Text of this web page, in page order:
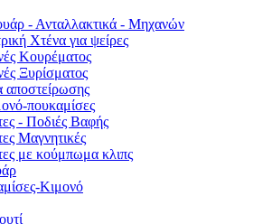
- Ανταλλακτικά - Μηχανών
Χτένα για ψείρες
Κουρέματος
Ξυρίσματος
πουκαμίσες
- Ποδιές Βαφής
Μαγνητικές
με κούμπωμα κλιπς
Κιμονό